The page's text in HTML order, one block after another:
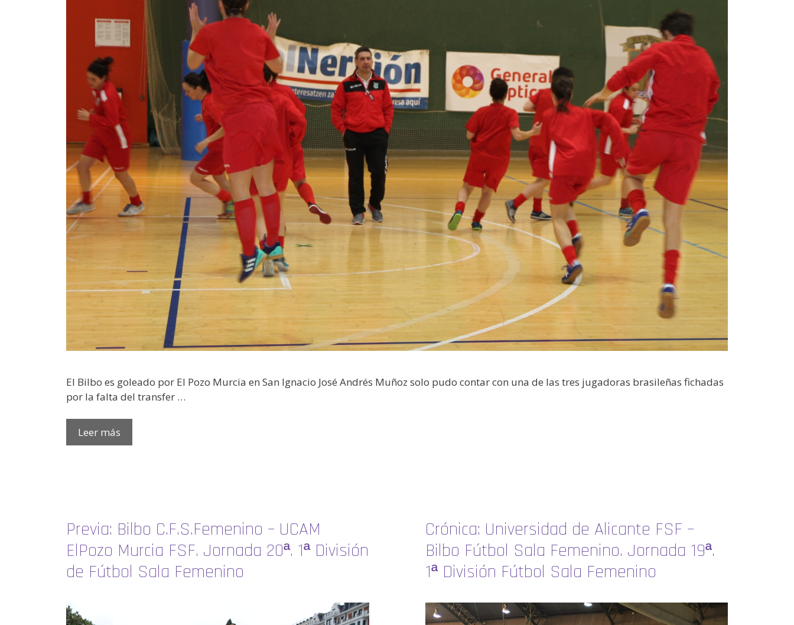
El Bilbo es goleado por El Pozo Murcia en San Ignacio José Andrés Muñoz solo pudo contar con una de las tres jugadoras brasileñas fichadas
por la falta del transfer …
Leer más
Previa: Bilbo C.F.S.Femenino – UCAM
ElPozo Murcia FSF. Jornada 20ª. 1ª División
de Fútbol Sala Femenino
Crónica: Universidad de Alicante FSF –
Bilbo Fútbol Sala Femenino. Jornada 19ª.
1ª División Fútbol Sala Femenino